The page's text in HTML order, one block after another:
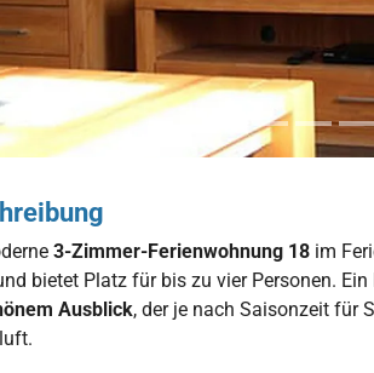
3-Zimmer-Ferienwohnung 18 im
bietet Platz für bis zu vier Personen.
Ausblick, der je nach Saisonzeit für